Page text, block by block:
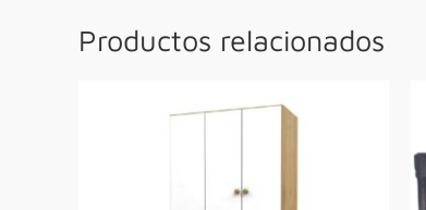
Productos relacionados